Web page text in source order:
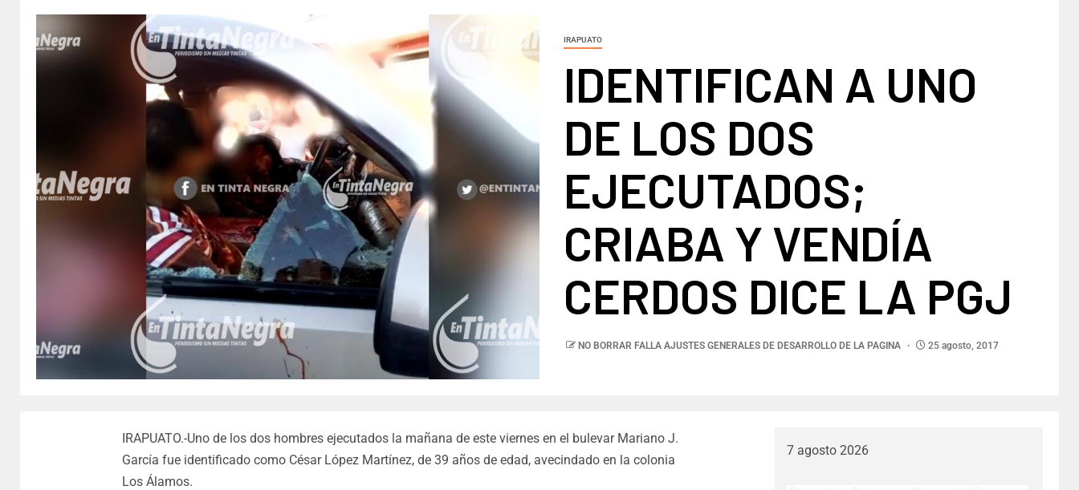
IRAPUATO
IDENTIFICAN A UNO
DE LOS DOS
EJECUTADOS;
CRIABA Y VENDÍA
CERDOS DICE LA PGJ
NO BORRAR FALLA AJUSTES GENERALES DE DESARROLLO DE LA PAGINA 25 agosto, 2017
IRAPUATO.-Uno de los dos hombres ejecutados la mañana de este viernes en el bulevar Mariano J.
García fue identificado como César López Martínez, de 39 años de edad, avecindado en la colonia
Los Álamos.
7 agosto 2026